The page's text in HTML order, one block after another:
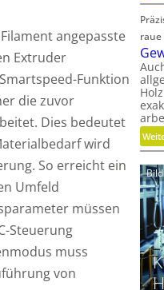
angepasste
Extruder
Funktion
die zuvor
Dies bedeutet
wird
So erreicht ein
Umfeld
müssen
Steuerung
muss
von